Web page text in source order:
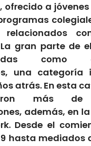
ofrecido a jóvenes
relacionados
gran parte de
como
una categoría
atrás. En esta
más de
además, en
Desde el
hasta mediados